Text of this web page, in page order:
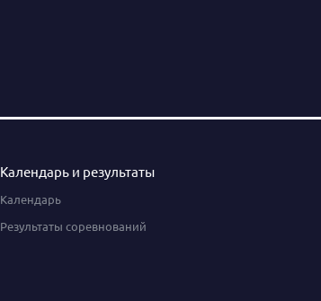
Календарь и результаты
Календарь
Результаты соревнований